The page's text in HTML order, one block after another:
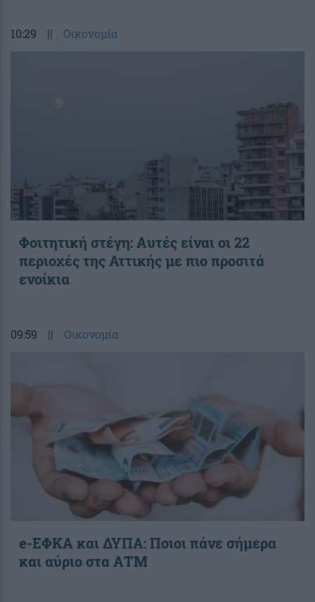
10:29 || Οικονομία
Φοιτητική στέγη: Aυτές είναι οι 22
περιοχές της Αττικής με πιο προσιτά
ενοίκια
09:59 || Οικονομία
e-ΕΦΚΑ και ΔΥΠΑ: Ποιοι πάνε σήμερα
και αύριο στα ΑΤΜ